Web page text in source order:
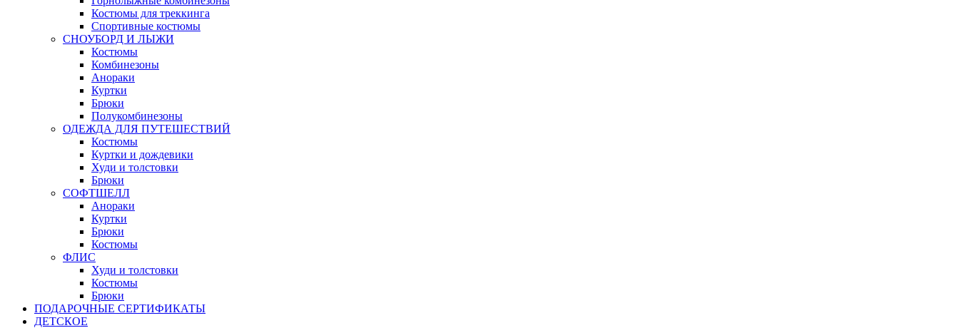
Костюмы для треккинга
Спортивные костюмы
СНОУБОРД И ЛЫЖИ
Костюмы
Комбинезоны
Анораки
Куртки
Брюки
Полукомбинезоны
ОДЕЖДА ДЛЯ ПУТЕШЕСТВИЙ
Костюмы
Куртки и дождевики
Худи и толстовки
Брюки
СОФТШЕЛЛ
Анораки
Куртки
Брюки
Костюмы
ФЛИС
Худи и толстовки
Костюмы
Брюки
ПОДАРОЧНЫЕ СЕРТИФИКАТЫ
ДЕТСКОЕ